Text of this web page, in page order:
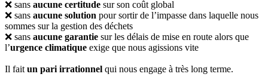
❌ sans aucune certitude sur son coût global
❌ sans aucune solution pour sortir de l’impasse dans laquelle nous
sommes sur la gestion des déchets
❌ sans aucune garantie sur les délais de mise en route alors que
l’urgence climatique exige que nous agissions vite
Il fait un pari irrationnel qui nous engage à très long terme.